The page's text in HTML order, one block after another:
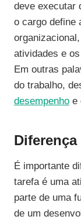
deve executar
o cargo define
atividades e
Em outras
do trabalho,
desempenho e
É importante
tarefa é uma
parte de uma
de um